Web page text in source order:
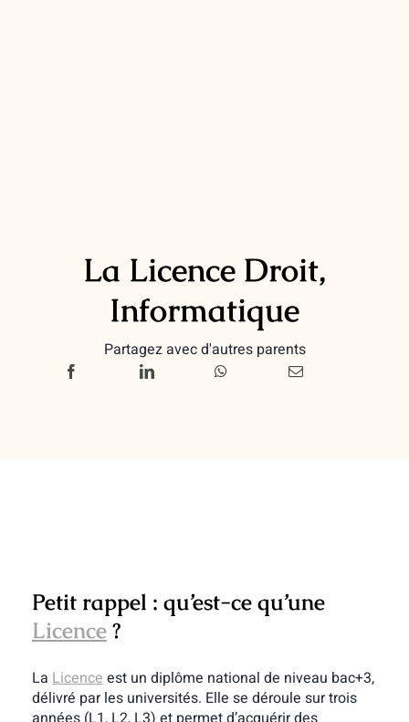
La Licence Droit,
Informatique
Partagez avec d'autres parents
Petit rappel : qu’est-ce qu’une
Licence?
La Licenceest un diplôme national de niveau bac+3,
délivré par les universités. Elle se déroule sur trois